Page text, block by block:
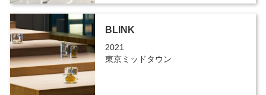
BLINK
2021
東京ミッドタウン